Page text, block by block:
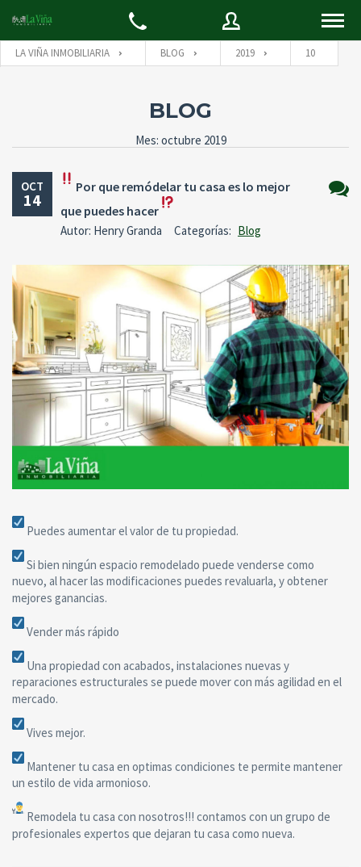
Olvidó su
INICIAR SESIÓN
Recordarme
Aún no está registrado? Cree una cuenta aquí
Back to Iniciar Sesión REGÍSTRATE
LA VIÑA INMOBILIARIA BLOG 2019 10
BLOG
Mes: octubre 2019
OCT
14
Por que remódelar tu casa es lo mejor
que puedes hacer
Autor: Henry Granda Categorías: Blog
Puedes aumentar el valor de tu propiedad.
Si bien ningún espacio remodelado puede venderse como
nuevo, al hacer las modificaciones puedes revaluarla, y obtener
mejores ganancias.
Vender más rápido
Una propiedad con acabados, instalaciones nuevas y
reparaciones estructurales se puede mover con más agilidad en el
mercado.
Vives mejor.
Mantener tu casa en optimas condiciones te permite mantener
un estilo de vida armonioso.
Remodela tu casa con nosotros!!! contamos con un grupo de
profesionales expertos que dejaran tu casa como nueva.